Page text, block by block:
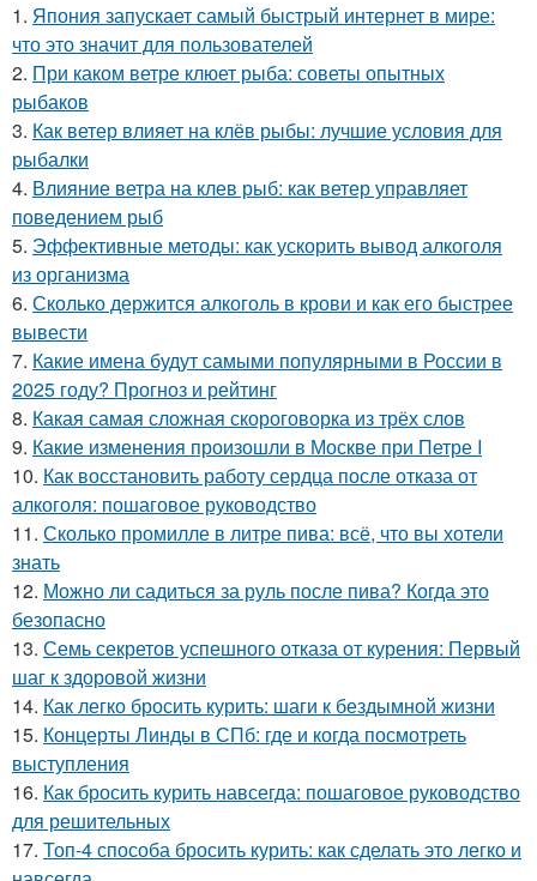
1. Япония запускает самый быстрый интернет в мире:
что это значит для пользователей
2. При каком ветре клюет рыба: советы опытных
рыбаков
3. Как ветер влияет на клёв рыбы: лучшие условия для
рыбалки
4. Влияние ветра на клев рыб: как ветер управляет
поведением рыб
5. Эффективные методы: как ускорить вывод алкоголя
из организма
6. Сколько держится алкоголь в крови и как его быстрее
вывести
7. Какие имена будут самыми популярными в России в
2025 году? Прогноз и рейтинг
8. Какая самая сложная скороговорка из трёх слов
9. Какие изменения произошли в Москве при Петре I
10. Как восстановить работу сердца после отказа от
алкоголя: пошаговое руководство
11. Сколько промилле в литре пива: всё, что вы хотели
знать
12. Можно ли садиться за руль после пива? Когда это
безопасно
13. Семь секретов успешного отказа от курения: Первый
шаг к здоровой жизни
14. Как легко бросить курить: шаги к бездымной жизни
15. Концерты Линды в СПб: где и когда посмотреть
выступления
16. Как бросить курить навсегда: пошаговое руководство
для решительных
17. Топ-4 способа бросить курить: как сделать это легко и